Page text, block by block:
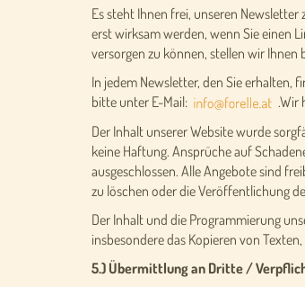
Es steht Ihnen frei, unseren
erst wirksam werden, wenn Sie einen
versorgen zu können, stellen wir Ihnen
In jedem Newsletter, den Sie erhalten,
bitte unter E-Mail:
.Wir
Der Inhalt unserer Website wurde
keine Haftung. Ansprüche auf
ausgeschlossen. Alle Angebote sind
zu löschen oder die Veröffentlichung
Der Inhalt und die Programmierung
insbesondere das Kopieren von
5.) Übermittlung an Dritte /